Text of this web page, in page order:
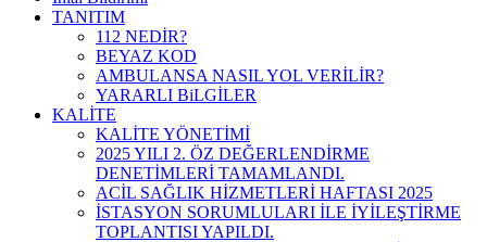
TANITIM
112 NEDİR?
BEYAZ KOD
AMBULANSA NASIL YOL VERİLİR?
YARARLI BiLGİLER
KALİTE
KALİTE YÖNETİMİ
2025 YILI 2. ÖZ DEĞERLENDİRME
DENETİMLERİ TAMAMLANDI.
ACİL SAĞLIK HİZMETLERİ HAFTASI 2025
İSTASYON SORUMLULARI İLE İYİLEŞTİRME
TOPLANTISI YAPILDI.